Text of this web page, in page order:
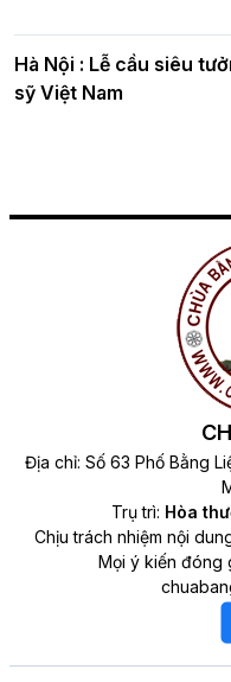
Hà Nội : Lễ cầu siêu
sỹ Việt Nam
Địa chỉ: Số 63 Phố Bằng
Trụ trì: Hòa
Chịu trách nhiệm nội
Mọi ý kiến đóng